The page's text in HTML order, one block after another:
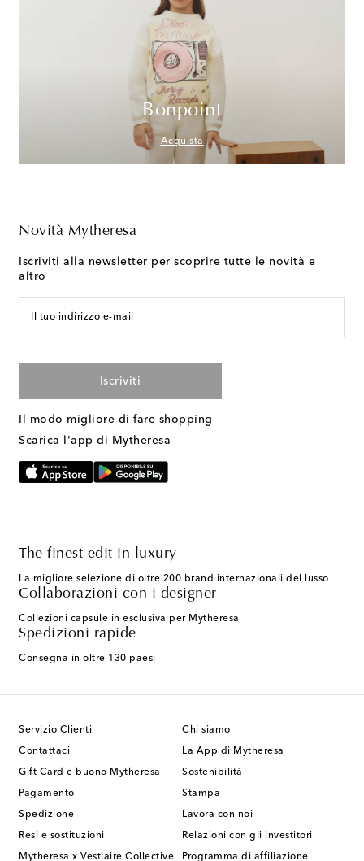
Bonpoint
Acquista
Novità Mytheresa
Iscriviti alla newsletter per scoprire tutte le novità e
altro
Il tuo indirizzo e-mail
Iscriviti
Il modo migliore di fare shopping
Scarica l'app di Mytheresa
The finest edit in luxury
La migliore selezione di oltre 200 brand internazionali del lusso
Collaborazioni con i designer
Collezioni capsule in esclusiva per Mytheresa
Spedizioni rapide
Consegna in oltre 130 paesi
Servizio Clienti
Contattaci
Gift Card e buono Mytheresa
Pagamento
Spedizione
Resi e sostituzioni
Mytheresa x Vestiaire Collective
Chi siamo
La App di Mytheresa
Sostenibilità
Stampa
Lavora con noi
Relazioni con gli investitori
Programma di affiliazione